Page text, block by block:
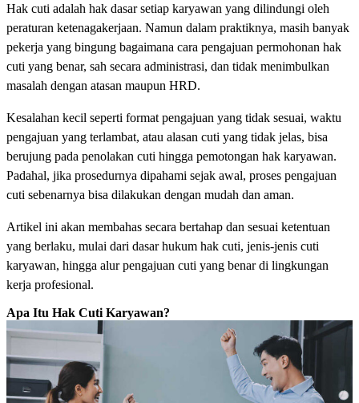
Hak cuti adalah hak dasar setiap karyawan yang dilindungi oleh
peraturan ketenagakerjaan. Namun dalam praktiknya, masih banyak
pekerja yang bingung bagaimana cara pengajuan permohonan hak
cuti yang benar, sah secara administrasi, dan tidak menimbulkan
masalah dengan atasan maupun HRD.
Kesalahan kecil seperti format pengajuan yang tidak sesuai, waktu
pengajuan yang terlambat, atau alasan cuti yang tidak jelas, bisa
berujung pada penolakan cuti hingga pemotongan hak karyawan.
Padahal, jika prosedurnya dipahami sejak awal, proses pengajuan
cuti sebenarnya bisa dilakukan dengan mudah dan aman.
Artikel ini akan membahas secara bertahap dan sesuai ketentuan
yang berlaku, mulai dari dasar hukum hak cuti, jenis-jenis cuti
karyawan, hingga alur pengajuan cuti yang benar di lingkungan
kerja profesional.
Apa Itu Hak Cuti Karyawan?